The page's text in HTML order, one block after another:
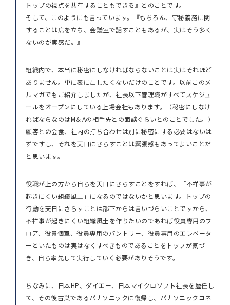
トップの視点を共有することもできる』とのことです。
そして、このようにも言っています。『もちろん、守秘義務に関
することは席を立ち、会議室で話すこともあるが、実はそう多く
ないのが実感だ。』
組織内で、本当に秘密にしなければならないことは実はそれほど
ありません。単に表に出したくないだけのことです。以前このメ
ルマガでもご紹介しましたが、社長以下管理職がすべてスケジュ
ールをオープンにしている上場会社もあります。（秘密にしなけ
ればならなのはM＆Aの相手先との面談ぐらいとのことでした。）
顧客との会食、社内の打ち合わせは別に秘密にする必要はないは
ずですし、それを天日にさらすことは緊張感もあってよいことだ
と思います。
役職が上の方から自らを天日にさらすことをすれば、「不祥事が
起きにくい組織風土」になるのではないかと思います。トップの
行動を天日にさらすことは部下からは言いづらいことですから、
不祥事が起きにくい組織風土を作りたいのであれば役員専用のフ
ロア、役員個室、役員専用のパントリー、役員専用のエレベータ
ーといたものは実はなくすべきものであることをトップが気づ
き、自ら率先して実行していく必要がありそうです。
ちなみに、日本HP、ダイエー、日本マイクロソフト社長を歴任し
て、その後古巣であるパナソニックに復帰し、パナソニックコネ